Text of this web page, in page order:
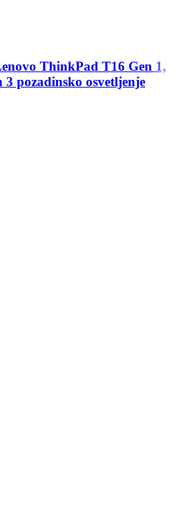
ThinkPad T16 Gen 1,
3 pozadinsko osvetljenje